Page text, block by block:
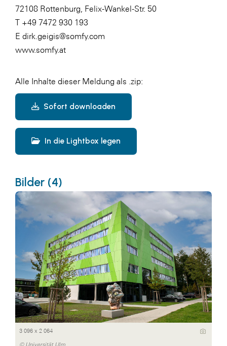
72108 Rottenburg, Felix-Wankel-Str. 50
T +49 7472 930 193
E dirk.geigis@somfy.com
www.somfy.at
Alle Inhalte dieser Meldung als .zip:
Sofort downloaden
In die Lightbox legen
Bilder (4)
3 096 x 2 064
© Universität Ulm